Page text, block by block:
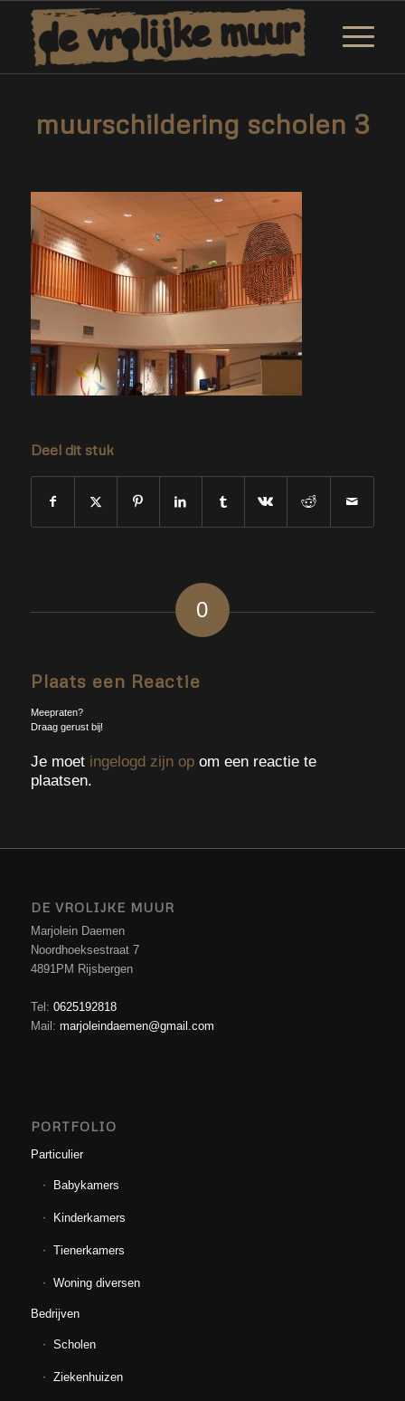
muurschildering scholen 3
Deel dit stuk
0
Plaats een Reactie
Meepraten?
Draag gerust bij!
Je moet ingelogd zijn opom een reactie te
plaatsen.
DE VROLIJKE MUUR
Marjolein Daemen
Noordhoeksestraat 7
4891PM Rijsbergen
Tel: 0625192818
Mail: marjoleindaemen@gmail.com
PORTFOLIO
Particulier
Babykamers
Kinderkamers
Tienerkamers
Woning diversen
Bedrijven
Scholen
Ziekenhuizen